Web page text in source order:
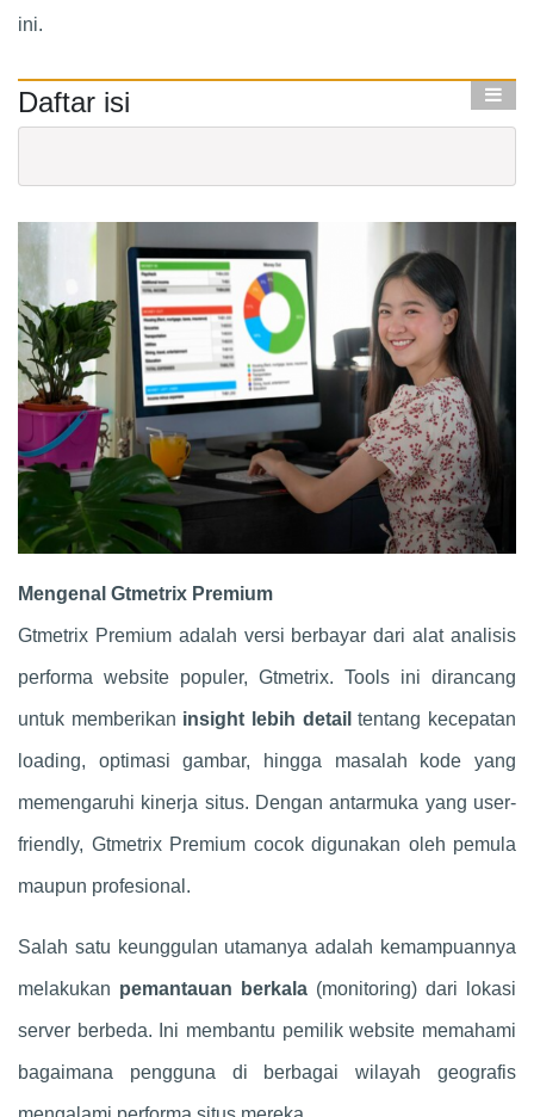
ini.
Daftar isi
Mengenal Gtmetrix Premium
Gtmetrix Premium adalah versi berbayar dari alat analisis
performa website populer, Gtmetrix. Tools ini dirancang
untuk memberikan insight lebih detail tentang kecepatan
loading, optimasi gambar, hingga masalah kode yang
memengaruhi kinerja situs. Dengan antarmuka yang user-
friendly, Gtmetrix Premium cocok digunakan oleh pemula
maupun profesional.
Salah satu keunggulan utamanya adalah kemampuannya
melakukan pemantauan berkala (monitoring) dari lokasi
server berbeda. Ini membantu pemilik website memahami
bagaimana pengguna di berbagai wilayah geografis